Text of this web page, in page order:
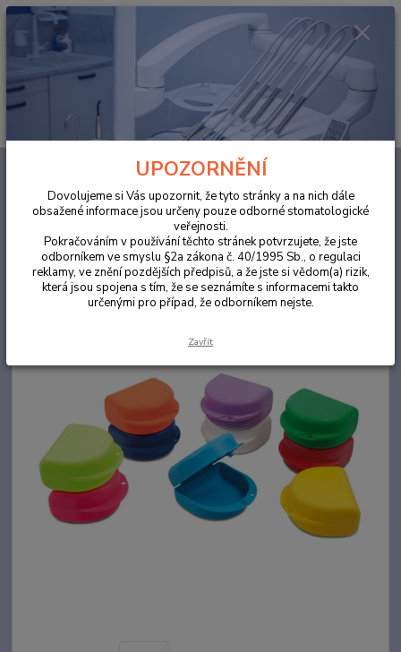
Hledat
za 0,00 Kč
Ortodontický box, oranžová, krabička na rovnátka 10ks
Ortodontický box, oranžová,
krabička na rovnátka 10ks
UPOZORNĚNÍ
Dovolujeme si Vás upozornit, že tyto stránky a na nich dále
obsažené informace jsou určeny pouze odborné stomatologické
veřejnosti.
Pokračováním v používání těchto stránek potvrzujete, že jste
odborníkem ve smyslu §2a zákona č. 40/1995 Sb., o regulaci
reklamy, ve znění pozdějších předpisů, a že jste si vědom(a) rizik,
která jsou spojena s tím, že se seznámíte s informacemi takto
určenými pro případ, že odborníkem nejste.
Zavřít